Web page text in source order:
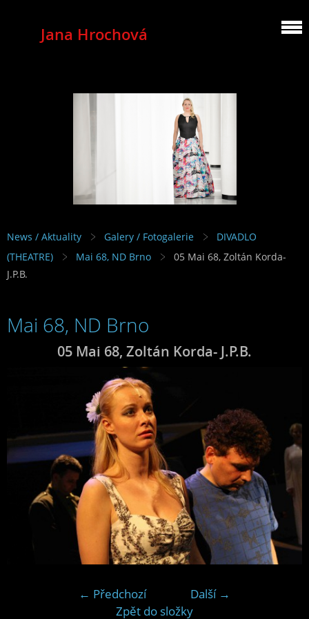
Jana Hrochová
MEZZOSOPRANO
News / Aktuality Galery / Fotogalerie
DIVADLO
(THEATRE)
Mai 68, ND Brno
05 Mai 68, Zoltán Korda-
J.P.B.
Mai 68, ND Brno
05 Mai 68, Zoltán Korda- J.P.B.
← Předchozí
Další →
Zpět do složky